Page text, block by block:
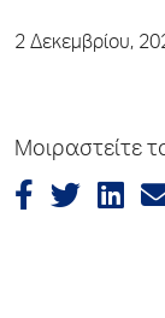
2 Δεκεμβρίου,
Μοιραστείτε